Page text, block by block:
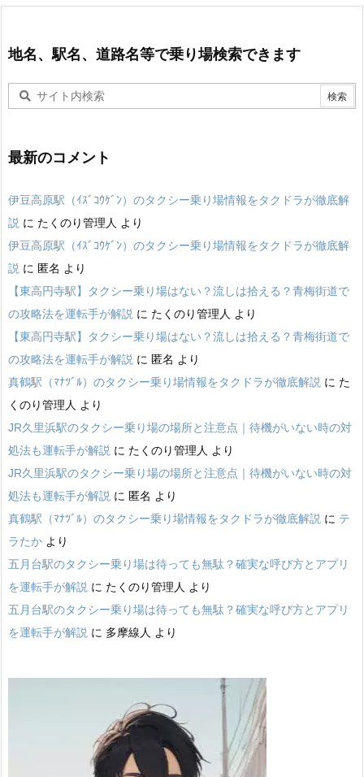
地名、駅名、道路名等で乗り場検索できます
最新のコメント
伊豆高原駅（ｲｽﾞｺｳｹﾞﾝ）のタクシー乗り場情報をタクドラが徹底解
説 に たくのり管理人 より
伊豆高原駅（ｲｽﾞｺｳｹﾞﾝ）のタクシー乗り場情報をタクドラが徹底解
説 に 匿名 より
【東高円寺駅】タクシー乗り場はない？流しは拾える？青梅街道で
の攻略法を運転手が解説 に たくのり管理人 より
【東高円寺駅】タクシー乗り場はない？流しは拾える？青梅街道で
の攻略法を運転手が解説 に 匿名 より
真鶴駅（ﾏﾅﾂﾞﾙ）のタクシー乗り場情報をタクドラが徹底解説 に た
くのり管理人 より
JR久里浜駅のタクシー乗り場の場所と注意点｜待機がいない時の対
処法も運転手が解説 に たくのり管理人 より
JR久里浜駅のタクシー乗り場の場所と注意点｜待機がいない時の対
処法も運転手が解説 に 匿名 より
真鶴駅（ﾏﾅﾂﾞﾙ）のタクシー乗り場情報をタクドラが徹底解説 に テ
ラたか より
五月台駅のタクシー乗り場は待っても無駄？確実な呼び方とアプリ
を運転手が解説 に たくのり管理人 より
五月台駅のタクシー乗り場は待っても無駄？確実な呼び方とアプリ
を運転手が解説 に 多摩線人 より